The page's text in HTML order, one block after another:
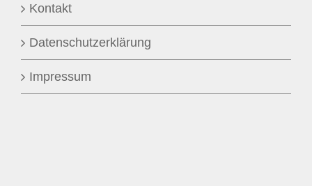
Kontakt
Datenschutzerklärung
Impressum